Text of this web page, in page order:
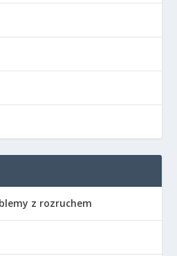
z rozruchem